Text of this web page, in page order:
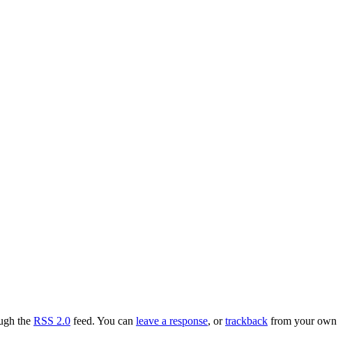
the RSS 2.0 feed. You can leave a response, ortrackback from your own